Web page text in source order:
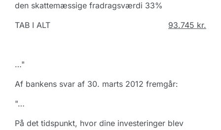
den skattemæssige fradragsværdi 33%
TAB I ALT 93.745 kr.
…"
Af bankens svar af 30. marts 2012 fremgår:
"…
På det tidspunkt, hvor dine investeringer blev